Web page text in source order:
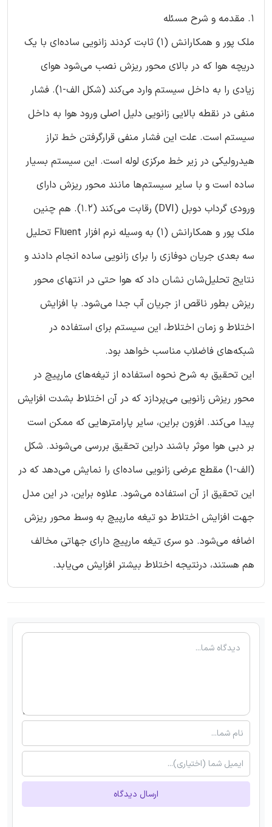
1. مقدمه و شرح مسئله
ملک پور و همکارانش (1) ثابت کردند زانویی ساده‌ای با یک
دریچه هوا که در بالای محور ریزش نصب می‌شود هوای
زیادی را به داخل سیستم وارد می‌کند (شکل الف-1). فشار
منفی در نقطه بالایی زانویی دلیل اصلی ورود هوا به داخل
سیستم است. علت این فشار منفی قرارگرفتن خط تراز
هیدرولیکی در زیر خط مرکزی لوله است. این سیستم بسیار
ساده است و با سایر سیستم‌ها مانند محور ریزش دارای
ورودی گرداب دوبل (DVI) رقابت می‌کند (1.2). هم چنین
ملک پور و همکارانش (1) به وسیله نرم افزار Fluent تحلیل
سه بعدی جریان دوفازی را برای زانویی ساده انجام دادند و
نتایج تحلیل‌شان نشان داد که هوا حتی در انتهای محور
ریزش بطور ناقص از جریان آب جدا می‌شود. با افزایش
اختلاط و زمان اختلاط، این سیستم برای استفاده در
شبکه‌های فاضلاب مناسب خواهد بود.
این تحقیق به شرح نحوه استفاده از تیغه‌های مارپیچ در
محور ریزش زانویی می‌پردازد که در آن اختلاط بشدت افزایش
پیدا می‌کند. افزون براین، سایر پارامترهایی که ممکن است
بر دبی هوا موثر باشند دراین تحقیق بررسی می‌شوند. شکل
(الف-1) مقطع عرضی زانویی ساده‌ای را نمایش می‌دهد که در
این تحقیق از آن استفاده می‌شود. علاوه براین، در این مدل
جهت افزایش اختلاط دو تیغه مارپیچ به وسط محور ریزش
اضافه می‌شود. دو سری تیغه مارپیچ دارای جهاتی مخالف
هم هستند، درنتیجه اختلاط بیشتر افزایش می‌یابد.
ارسال دیدگاه